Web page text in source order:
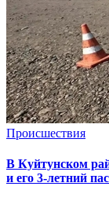
Происшествия
В Куйтунском
и его 3-летний